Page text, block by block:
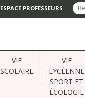
ESPACE PROFESSEURS
VIE
SCOLAIRE
VIE
LYCÉENNE
SPORT ET
ÉCOLOGIE